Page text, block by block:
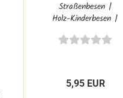
Straßenbesen |
Holz-Kinderbesen |
5,95 EUR